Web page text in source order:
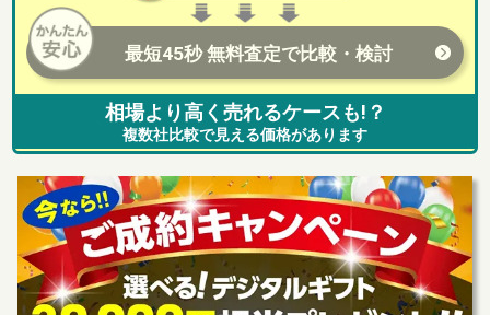
最短45秒 無料査定で比較・検討
相場より高く売れるケースも!？
複数社比較で見える価格があります